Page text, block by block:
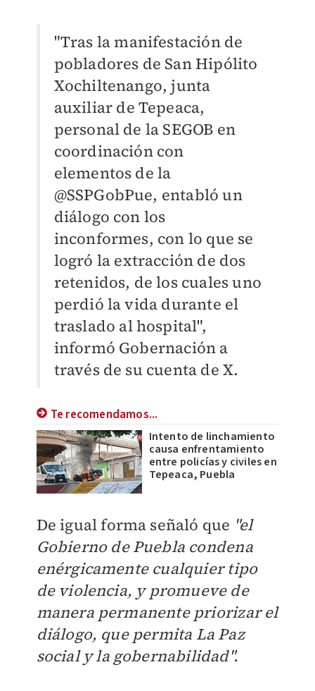
"Tras la manifestación de
pobladores de San Hipólito
Xochiltenango, junta
auxiliar de Tepeaca,
personal de la SEGOB en
coordinación con
elementos de la
@SSPGobPue, entabló un
diálogo con los
inconformes, con lo que se
logró la extracción de dos
retenidos, de los cuales uno
perdió la vida durante el
traslado al hospital",
informó Gobernación a
través de su cuenta de X.
Te recomendamos...
Intento de linchamiento
causa enfrentamiento
entre policías y civiles en
Tepeaca, Puebla
De igual forma señaló que "el
Gobierno de Puebla condena
enérgicamente cualquier tipo
de violencia, y promueve de
manera permanente priorizar el
diálogo, que permita La Paz
social y la gobernabilidad".